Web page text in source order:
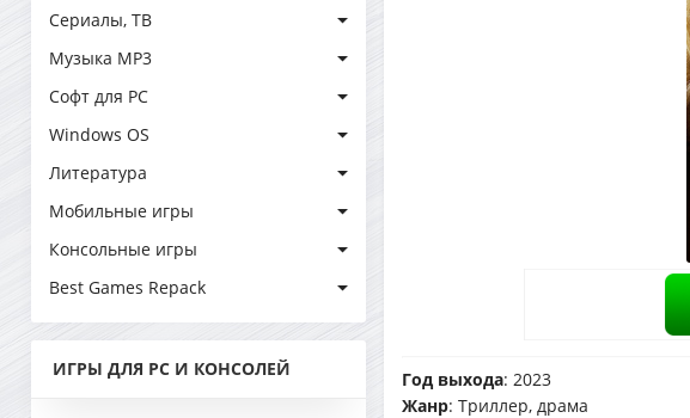
Сериалы, ТВ
Музыка MP3
Софт для PC
Windows OS
Литература
Мобильные игры
Консольные игры
Best Games Repack
ИГРЫ ДЛЯ PC И КОНСОЛЕЙ Год выхода: 2023
Жанр: Триллер, драма